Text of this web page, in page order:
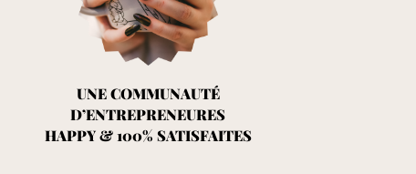
UNE COMMUNAUTÉ
D’ENTREPRENEURES
HAPPY & 100% SATISFAITES